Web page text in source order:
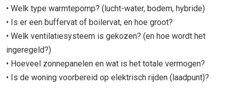
• Welk type warmtepomp? (lucht-water, bodem, hybride)
• Is er een buffervat of boilervat, en hoe groot?
• Welk ventilatiesysteem is gekozen? (en hoe wordt het
ingeregeld?)
• Hoeveel zonnepanelen en wat is het totale vermogen?
• Is de woning voorbereid op elektrisch rijden (laadpunt)?